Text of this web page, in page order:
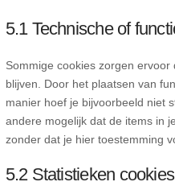
5.1 Technische of
Sommige cookies zorgen
blijven. Door het plaatsen van
manier hoef je bijvoorbeeld niet
andere mogelijk dat de items in
zonder dat je hier toestemming
5.2 Statistieken cookies